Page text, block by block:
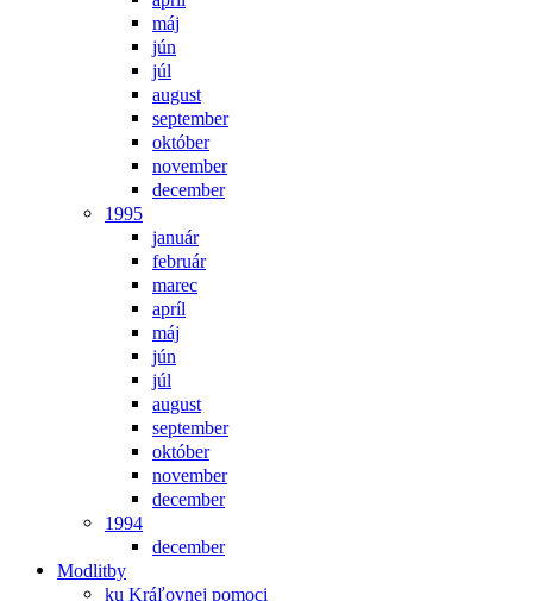
máj
jún
júl
august
september
október
november
december
1995
január
február
marec
apríl
máj
jún
júl
august
september
október
november
december
1994
december
Modlitby
ku Kráľovnej pomoci